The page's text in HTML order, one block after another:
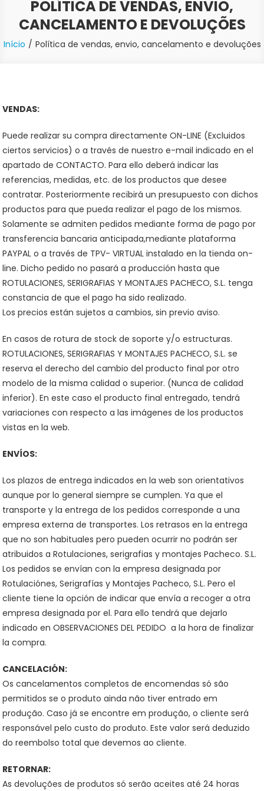
POLÍTICA DE VENDAS, ENVIO,
CANCELAMENTO E DEVOLUÇÕES
Início Política de vendas, envio, cancelamento e devoluções
VENDAS:
Puede realizar su compra directamente ON-LINE (Excluidos
ciertos servicios) o a través de nuestro e-mail indicado en el
apartado de CONTACTO. Para ello deberá indicar las
referencias, medidas, etc. de los productos que desee
contratar. Posteriormente recibirá un presupuesto con dichos
productos para que pueda realizar el pago de los mismos.
Solamente se admiten pedidos mediante forma de pago por
transferencia bancaria anticipada,mediante plataforma
PAYPAL o a través de TPV- VIRTUAL instalado en la tienda on-
line. Dicho pedido no pasará a producción hasta que
ROTULACIONES, SERIGRAFIAS Y MONTAJES PACHECO, S.L. tenga
constancia de que el pago ha sido realizado.
Los precios están sujetos a cambios, sin previo aviso.
En casos de rotura de stock de soporte y/o estructuras.
ROTULACIONES, SERIGRAFIAS Y MONTAJES PACHECO, S.L. se
reserva el derecho del cambio del producto final por otro
modelo de la misma calidad o superior. (Nunca de calidad
inferior). En este caso el producto final entregado, tendrá
variaciones con respecto a las imágenes de los productos
vistas en la web.
ENVÍOS:
Los plazos de entrega indicados en la web son orientativos
aunque por lo general siempre se cumplen. Ya que el
transporte y la entrega de los pedidos corresponde a una
empresa externa de transportes. Los retrasos en la entrega
que no son habituales pero pueden ocurrir no podrán ser
atribuidos a Rotulaciones, serigrafias y montajes Pacheco. S.L.
Los pedidos se envían con la empresa designada por
Rotulaciónes, Serigrafías y Montajes Pacheco, S.L. Pero el
cliente tiene la opción de indicar que envía a recoger a otra
empresa designada por el. Para ello tendrá que dejarlo
indicado en OBSERVACIONES DEL PEDIDO a la hora de finalizar
la compra.
CANCELACIÓN:
Os cancelamentos completos de encomendas só são
permitidos se o produto ainda não tiver entrado em
produção. Caso já se encontre em produção, o cliente será
responsável pelo custo do produto. Este valor será deduzido
do reembolso total que devemos ao cliente.
RETORNAR:
As devoluções de produtos só serão aceites até 24 horas